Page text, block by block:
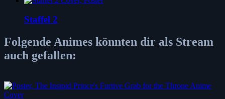
Staffel 2
Folgende Animes könnten dir als Stream
auch gefallen: